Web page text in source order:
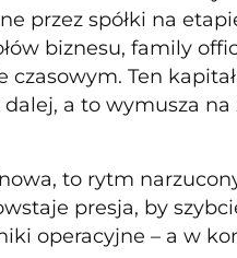
przez spółki na
biznesu, family
Ten
a to wymusza na
to rytm
presja, by
operacyjne – a w